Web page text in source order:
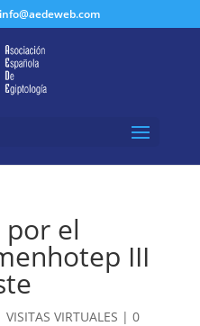
info@aedeweb.com
el
III
VISITAS VIRTUALES | 0